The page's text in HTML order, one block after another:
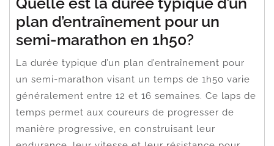
plan d’entraînement pour un
semi-marathon en 1h50?
La durée typique d’un plan d’entraînement pour
un semi-marathon visant un temps de 1h50 varie
généralement entre 12 et 16 semaines. Ce laps de
temps permet aux coureurs de progresser de
manière progressive, en construisant leur